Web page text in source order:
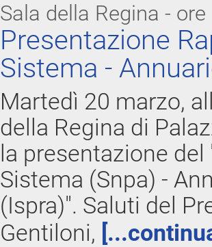
Sala della Regina - ore
Presentazione
Sistema -
Martedì 20 marzo,
della Regina di
la presentazione
Sistema (Snpa) -
(Ispra)". Saluti del
Gentiloni,